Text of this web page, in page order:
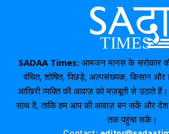
SADAA Times: आमजन मानस के सरोकार
वंचित, शोषित, पिछड़े, अल्पसंख्यक, किसान
आखिरी व्यक्ति की आवाज़ को मज़बूती से उठाते
साथ दें, ताकि हम आप की आवाज़ बन सकें और
तक पहुंचा सकें।